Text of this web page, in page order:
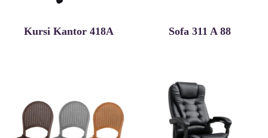
Kursi Kantor 418A Sofa 311 A 88